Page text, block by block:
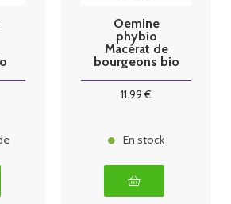
Oemine
phybio
Macérat de
bourgeons bio
11.99 €
En stock